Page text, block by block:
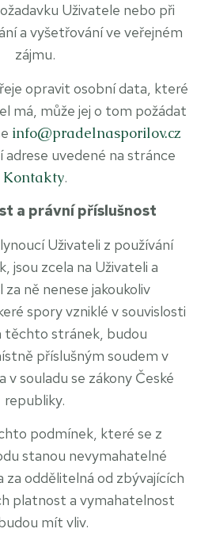
Uživatele nebo při
a vyšetřování ve veřejném
zájmu.
opravit osobní data, které
má, může jej o tom požádat
info@pradelnasporilov.cz
uvedené na stránce
Kontakty.
a právní příslušnost
Uživateli z používání
jsou zcela na Uživateli a
ně nenese jakoukoliv
spory vzniklé v souvislosti
těchto stránek, budou
příslušným soudem v
v souladu se zákony České
republiky.
podmínek, které se z
stanou nevymahatelné
za oddělitelná od zbývajících
platnost a vymahatelnost
mít vliv.